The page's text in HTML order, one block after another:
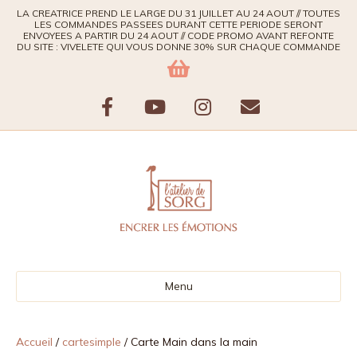
LA CREATRICE PREND LE LARGE DU 31 JUILLET AU 24 AOUT // TOUTES
LES COMMANDES PASSEES DURANT CETTE PERIODE SERONT
ENVOYEES A PARTIR DU 24 AOUT // CODE PROMO AVANT REFONTE
DU SITE : VIVELETE QUI VOUS DONNE 30% SUR CHAQUE COMMANDE
F
o
o
Y
u
t
b
e
I
s
t
g
r
E
Menu
Accueil / cartesimple / Carte Main dans la main